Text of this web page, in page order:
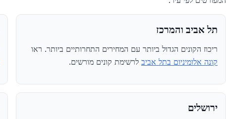
תל אביב והמרכז
ריכוז הקונים הגדול ביותר עם המחירים התחרותיים ביותר. ראו
קונה אלומיניום בתל אביב לרשימת קונים מורשים.
ירושלים